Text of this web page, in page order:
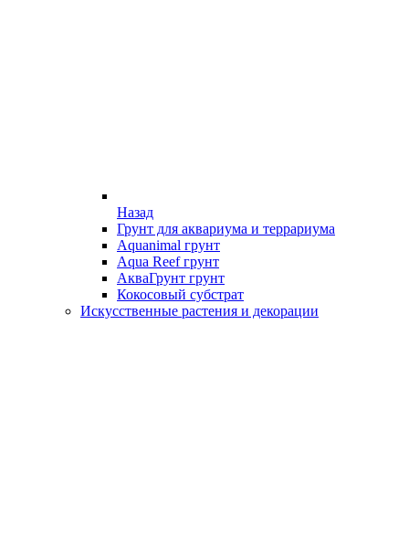
Назад
Грунт для аквариума и террариума
Aquanimal грунт
Aqua Reef грунт
АкваГрунт грунт
Кокосовый субстрат
Искусственные растения и декорации